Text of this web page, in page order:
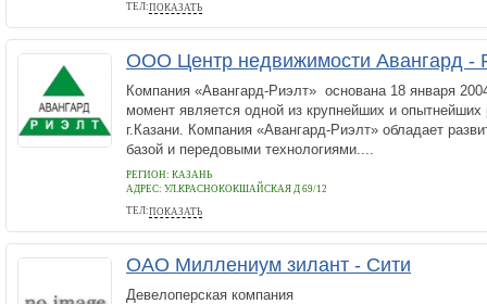
ТЕЛ:ПОКАЗАТЬ
(812) 579-55-35, (911) 929-65-28
ООО Центр недвижимости Авангард -
Компания «Авангард-Риэлт» основана 18 января
момент является одной из крупнейших и опытнейших
г.Казани. Компания «Авангард-Риэлт» обладает
базой и передовыми технологиями....
РЕГИОН: КАЗАНЬ
АДРЕС: УЛ.КРАСНОКОКШАЙСКАЯ Д 69/12
ТЕЛ:ПОКАЗАТЬ
(843)231-55-26
ОАО Миллениум зилант - Сити
Девелоперская компания